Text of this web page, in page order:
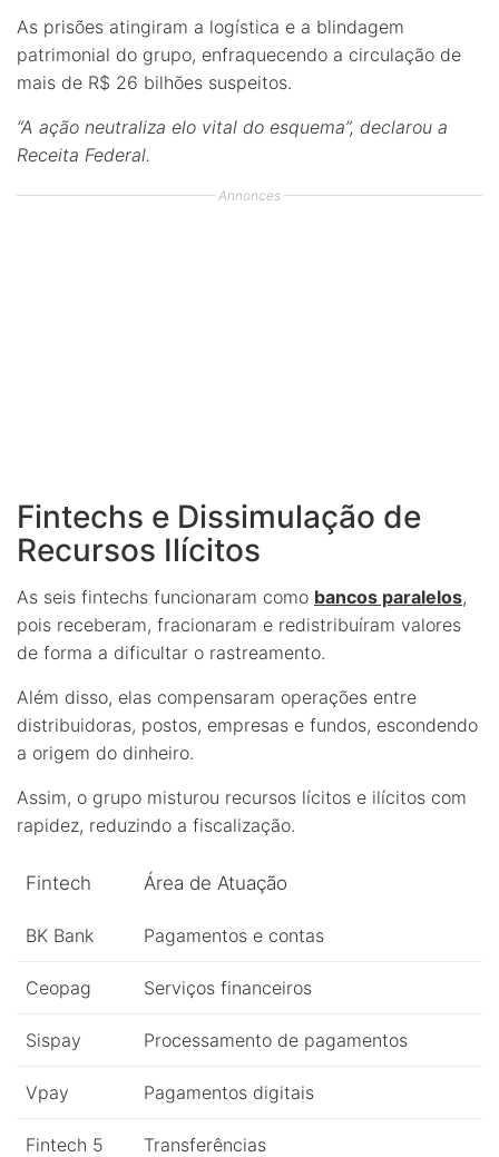
As prisões atingiram a logística e a blindagem
patrimonial do grupo, enfraquecendo a circulação de
mais de R$ 26 bilhões suspeitos.
“A ação neutraliza elo vital do esquema”, declarou a
Receita Federal.
Annonces
Fintechs e Dissimulação de
Recursos Ilícitos
As seis fintechs funcionaram como bancos paralelos,
pois receberam, fracionaram e redistribuíram valores
de forma a dificultar o rastreamento.
Além disso, elas compensaram operações entre
distribuidoras, postos, empresas e fundos, escondendo
a origem do dinheiro.
Assim, o grupo misturou recursos lícitos e ilícitos com
rapidez, reduzindo a fiscalização.
Fintech Área de Atuação
BK Bank Pagamentos e contas
Ceopag Serviços financeiros
Sispay Processamento de pagamentos
Vpay Pagamentos digitais
Fintech 5 Transferências